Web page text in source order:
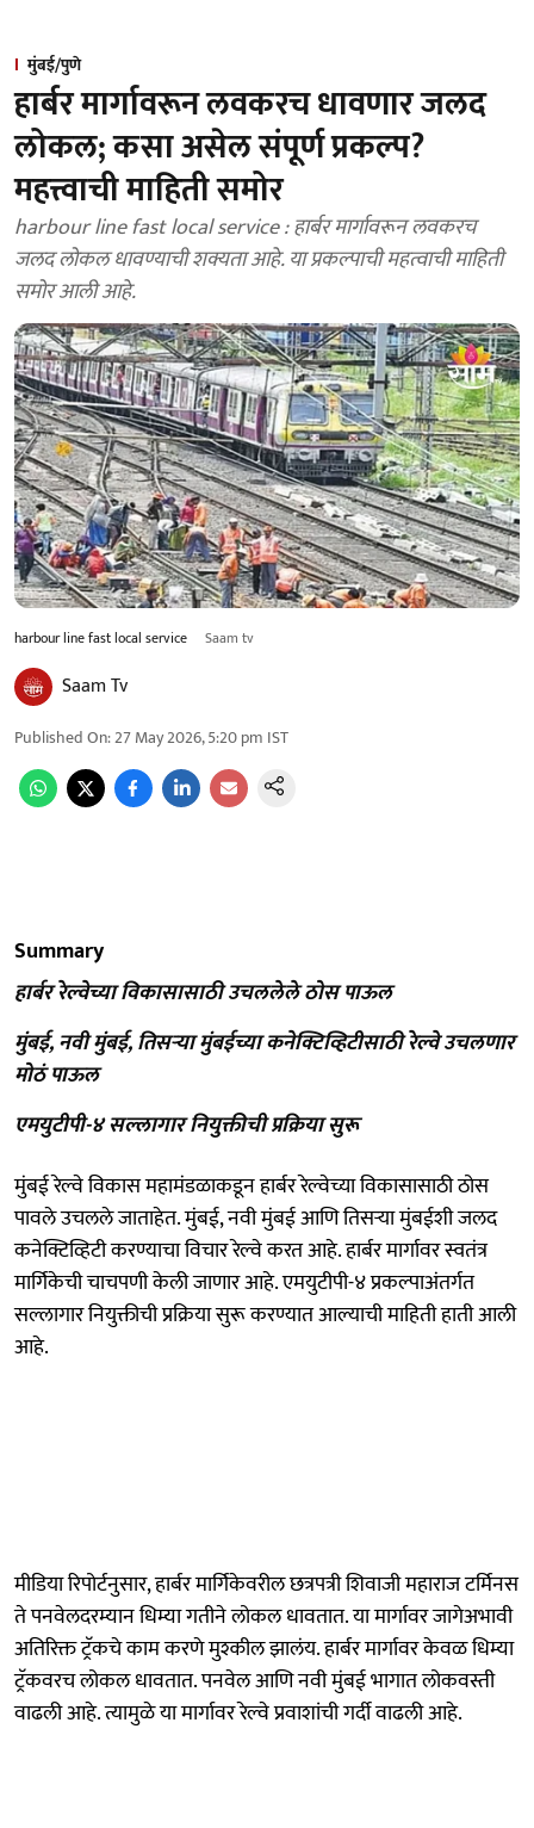
मुंबई/पुणे
हार्बर मार्गावरून लवकरच धावणार जलद
लोकल; कसा असेल संपूर्ण प्रकल्प?
महत्त्वाची माहिती समोर
harbour line fast local service : हार्बर मार्गावरून लवकरच
जलद लोकल धावण्याची शक्यता आहे. या प्रकल्पाची महत्वाची माहिती
समोर आली आहे.
harbour line fast local service Saam tv
Saam Tv
Published On:27 May 2026, 5:20 pm IST
Summary
हार्बर रेल्वेच्या विकासासाठी उचललेले ठोस पाऊल
मुंबई, नवी मुंबई, तिसऱ्या मुंबईच्या कनेक्टिव्हिटीसाठी रेल्वे उचलणार
मोठं पाऊल
एमयुटीपी-४ सल्लागार नियुक्तीची प्रक्रिया सुरू
मुंबई रेल्वे विकास महामंडळाकडून हार्बर रेल्वेच्या विकासासाठी ठोस
पावले उचलले जाताहेत. मुंबई, नवी मुंबई आणि तिसऱ्या मुंबईशी जलद
कनेक्टिव्हिटी करण्याचा विचार रेल्वे करत आहे. हार्बर मार्गावर स्वतंत्र
मार्गिकेची चाचपणी केली जाणार आहे. एमयुटीपी-४ प्रकल्पाअंतर्गत
सल्लागार नियुक्तीची प्रक्रिया सुरू करण्यात आल्याची माहिती हाती आली
आहे.
मीडिया रिपोर्टनुसार, हार्बर मार्गिकेवरील छत्रपत्री शिवाजी महाराज टर्मिनस
ते पनवेलदरम्यान धिम्या गतीने लोकल धावतात. या मार्गावर जागेअभावी
अतिरिक्त ट्रॅकचे काम करणे मुश्कील झालंय. हार्बर मार्गावर केवळ धिम्या
ट्रॅकवरच लोकल धावतात. पनवेल आणि नवी मुंबई भागात लोकवस्ती
वाढली आहे. त्यामुळे या मार्गावर रेल्वे प्रवाशांची गर्दी वाढली आहे.